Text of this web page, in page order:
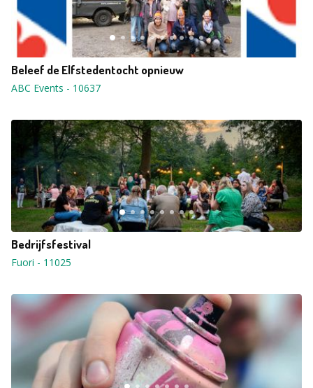
Beleef de Elfstedentocht opnieuw
ABC Events - 10637
Bedrijfsfestival
Fuori - 11025